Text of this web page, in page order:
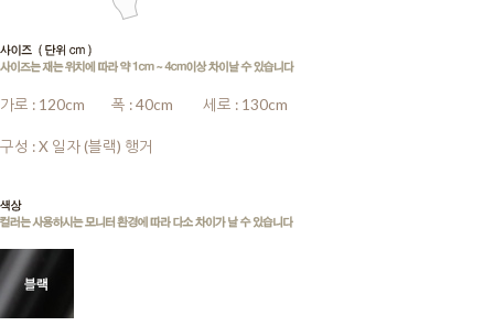
가로 : 120cm 폭 : 40cm 세로 : 130cm
구성 : X 일자 (블랙) 행거